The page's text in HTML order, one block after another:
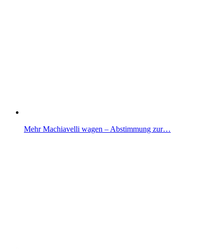
Mehr Machiavelli wagen – Abstimmung zur…